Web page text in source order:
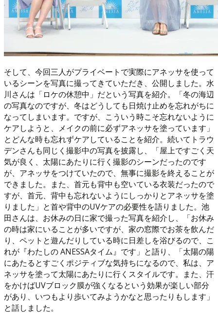
そして、今回三人がプライベートで実際にアネッサを使って
いるシーンを写真に撮ってきていただき、公開しました。水
川さんは「ロケの休憩中」だという写真を紹介。「冬の海辺
の写真なのですが、冬はどうしても日焼け止めを忘れがちに
なってしまいます。ですが、こういう時こそ忘れないように
ケアしようと、メイクの前に必ずアネッサを塗っています」
とどんな時も忘れずケアしていることを紹介。続いてトラウ
デンさんも同じく撮影中の写真を披露し、「屋上ですごく天
気が良く、太陽にあたりに行く撮影のシーンだったのです
が、アネッサをつけていたので、無事に撮影を終えることが
できました。また、首元も背中も空いている衣装だったので
すが、首元、背中も忘れないようにしっかりとアネッサを塗
りました」と首や背中のUVケアの必要性を語りました。池
田さんは、お休みの日に家で撮った写真を紹介し、「お休み
の時は家にいることが多いですが、家の窓際でお茶を飲んだ
り、ペットと遊んだりしている時に日差しを浴びるので、こ
れが『わたしの ANESSAタイム』です」と語り、「太陽の陽
にあたるとすごくポジティブな気持ちになるので、私は、ア
ネッサを塗って太陽にあたりに行くスタイルです。また、汗
をかけばUVブロック膜が強くなるという効果が楽しい部分
があり、いつもより歩いてみようかなと思ったりもします」
と話しました。